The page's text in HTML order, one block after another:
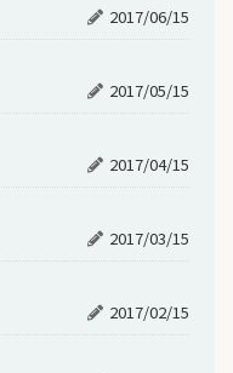
2017/06/15
2017/05/15
2017/04/15
2017/03/15
2017/02/15